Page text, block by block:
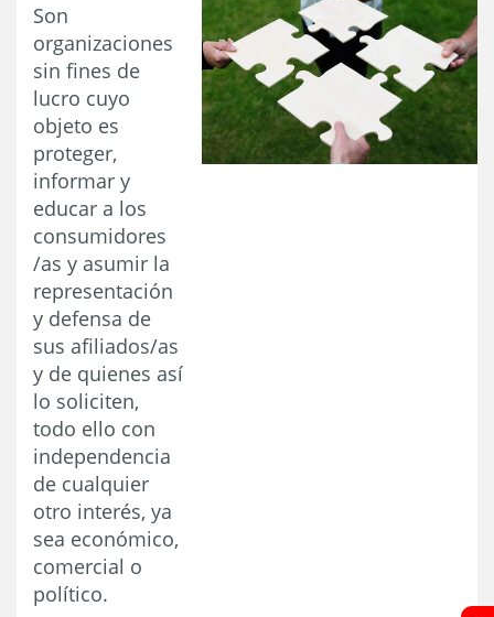
Son
organizaciones
sin fines de
lucro cuyo
objeto es
proteger,
informar y
educar a los
consumidores
/as y asumir la
representación
y defensa de
sus afiliados/as
y de quienes así
lo soliciten,
todo ello con
independencia
de cualquier
otro interés, ya
sea económico,
comercial o
político.